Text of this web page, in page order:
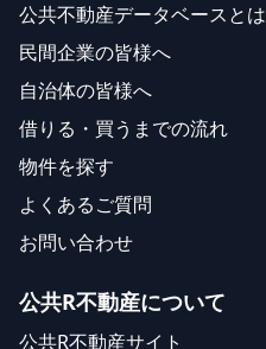
公共不動産データベースとは
民間企業の皆様へ
自治体の皆様へ
借りる・買うまでの流れ
物件を探す
よくあるご質問
お問い合わせ
公共R不動産について
公共R不動産サイト